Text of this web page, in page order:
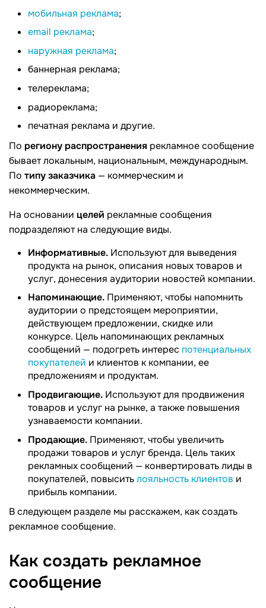
мобильная реклама;
email реклама;
наружная реклама;
баннерная реклама;
телереклама;
радиореклама;
печатная реклама и другие.
По региону распространения рекламное сообщение
бывает локальным, национальным, международным.
По типу заказчика — коммерческим и
некоммерческим.
На основании целей рекламные сообщения
подразделяют на следующие виды.
Информативные. Используют для выведения
продукта на рынок, описания новых товаров и
услуг, донесения аудитории новостей компании.
Напоминающие. Применяют, чтобы напомнить
аудитории о предстоящем мероприятии,
действующем предложении, скидке или
конкурсе. Цель напоминающих рекламных
сообщений — подогреть интерес потенциальных
покупателей и клиентов к компании, ее
предложениям и продуктам.
Продвигающие. Используют для продвижения
товаров и услуг на рынке, а также повышения
узнаваемости компании.
Продающие. Применяют, чтобы увеличить
продажи товаров и услуг бренда. Цель таких
рекламных сообщений — конвертировать лиды в
покупателей, повыситьлояльность клиентов и
прибыль компании.
В следующем разделе мы расскажем, как создать
рекламное сообщение.
Как создать рекламное
сообщение